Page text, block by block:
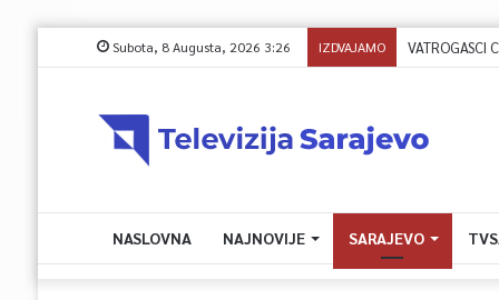
Subota, 8 Augusta, 2026 3:26 IZDVAJAMO VATROGASCI
NASLOVNA NAJNOVIJE SARAJEVO